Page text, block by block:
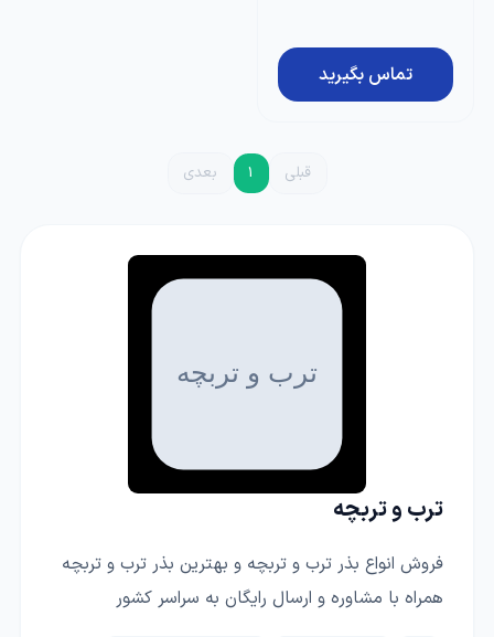
تماس بگیرید
قبلی 1 بعدی
ترب و تربچه
فروش انواع بذر ترب و تربچه و بهترین بذر ترب و تربچه
همراه با مشاوره و ارسال رایگان به سراسر کشور